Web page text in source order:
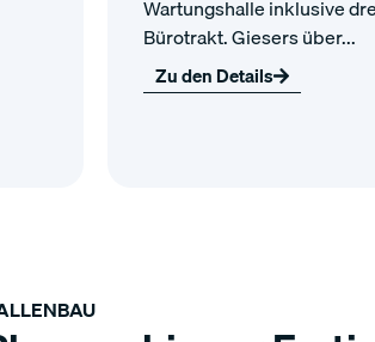
Wartungshalle inklusive
Bürotrakt. Giesers über...
Zu den Details